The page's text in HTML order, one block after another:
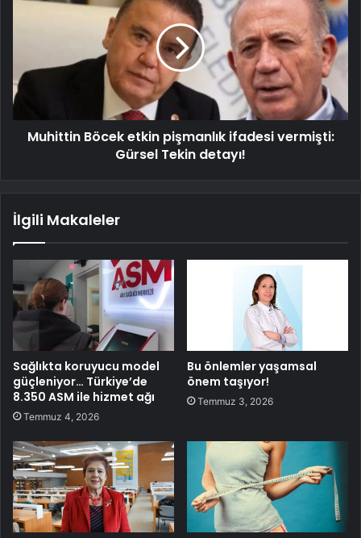
Muhittin Böcek etkin pişmanlık ifadesi vermişti:
Gürsel Tekin detayı!
İlgili Makaleler
Sağlıkta koruyucu model
güçleniyor… Türkiye’de
8.350 ASM ile hizmet ağı
Temmuz 4, 2026
Bu önlemler yaşamsal
önem taşıyor!
Temmuz 3, 2026